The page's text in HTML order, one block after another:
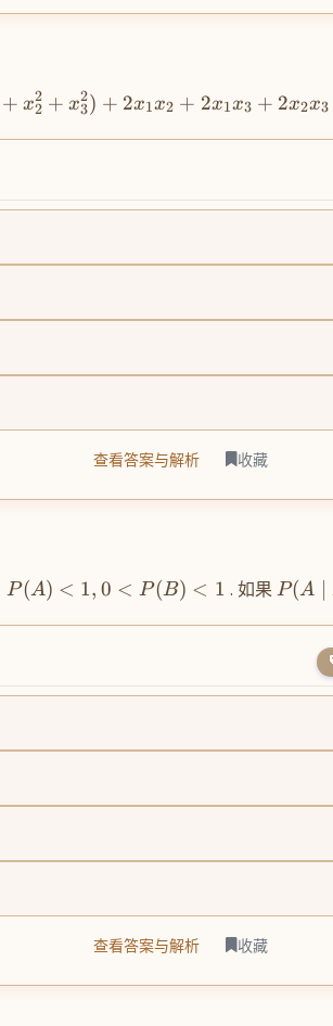
+ x2
2 + x3
2) + 2x1x2 + 2x1x3 + 2x2x3
查看答案与解析 收藏
P(A) < 1, 0 < P (B) < 1 . 如果 P(A ∣
查看答案与解析 收藏